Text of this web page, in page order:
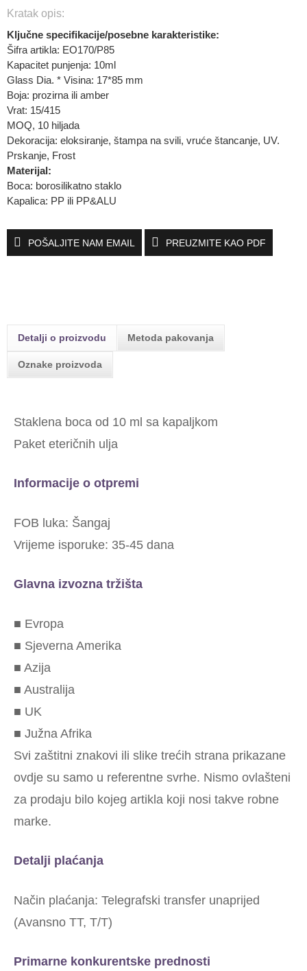
Kratak opis:
Ključne specifikacije/posebne karakteristike:
Šifra artikla: EO170/P85
Kapacitet punjenja: 10ml
Glass Dia. * Visina: 17*85 mm
Boja: prozirna ili amber
Vrat: 15/415
MOQ, 10 hiljada
Dekoracija: eloksiranje, štampa na svili, vruće štancanje, UV.
Prskanje, Frost
Materijal:
Boca: borosilikatno staklo
Kapalica: PP ili PP&ALU
POŠALJITE NAM EMAIL PREUZMITE KAO PDF
Detalji o proizvodu Metoda pakovanja
Oznake proizvoda
Staklena boca od 10 ml sa kapaljkom
Paket eteričnih ulja
Informacije o otpremi
FOB luka: Šangaj
Vrijeme isporuke: 35-45 dana
Glavna izvozna tržišta
■ Evropa
■ Sjeverna Amerika
■ Azija
■ Australija
■ UK
■ Južna Afrika
Svi zaštitni znakovi ili slike trećih strana prikazane
ovdje su samo u referentne svrhe. Nismo ovlašteni
za prodaju bilo kojeg artikla koji nosi takve robne
marke.
Detalji plaćanja
Način plaćanja: Telegrafski transfer unaprijed
(Avansno TT, T/T)
Primarne konkurentske prednosti